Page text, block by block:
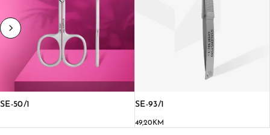
SE-50/1 SE-93/1
49,20 KM